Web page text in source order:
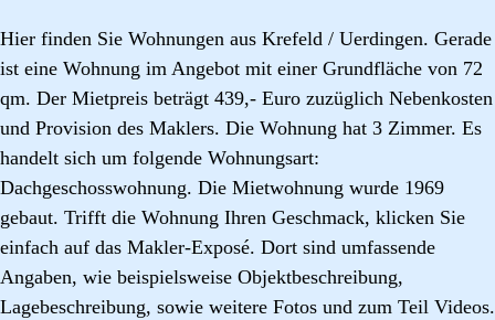
Hier finden Sie Wohnungen aus Krefeld / Uerdingen. Gerade
ist eine Wohnung im Angebot mit einer Grundfläche von 72
qm. Der Mietpreis beträgt 439,- Euro zuzüglich Nebenkosten
und Provision des Maklers. Die Wohnung hat 3 Zimmer. Es
handelt sich um folgende Wohnungsart:
Dachgeschosswohnung. Die Mietwohnung wurde 1969
gebaut. Trifft die Wohnung Ihren Geschmack, klicken Sie
einfach auf das Makler-Exposé. Dort sind umfassende
Angaben, wie beispielsweise Objektbeschreibung,
Lagebeschreibung, sowie weitere Fotos und zum Teil Videos.